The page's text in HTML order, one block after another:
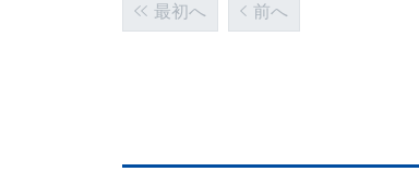
最初へ 前へ